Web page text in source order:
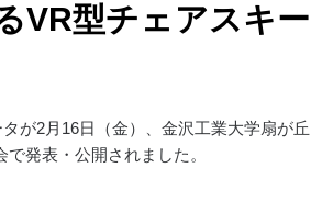
VR型チェアスキー
が2月16日（金）、金沢工業大学扇が丘
発表・公開されました。